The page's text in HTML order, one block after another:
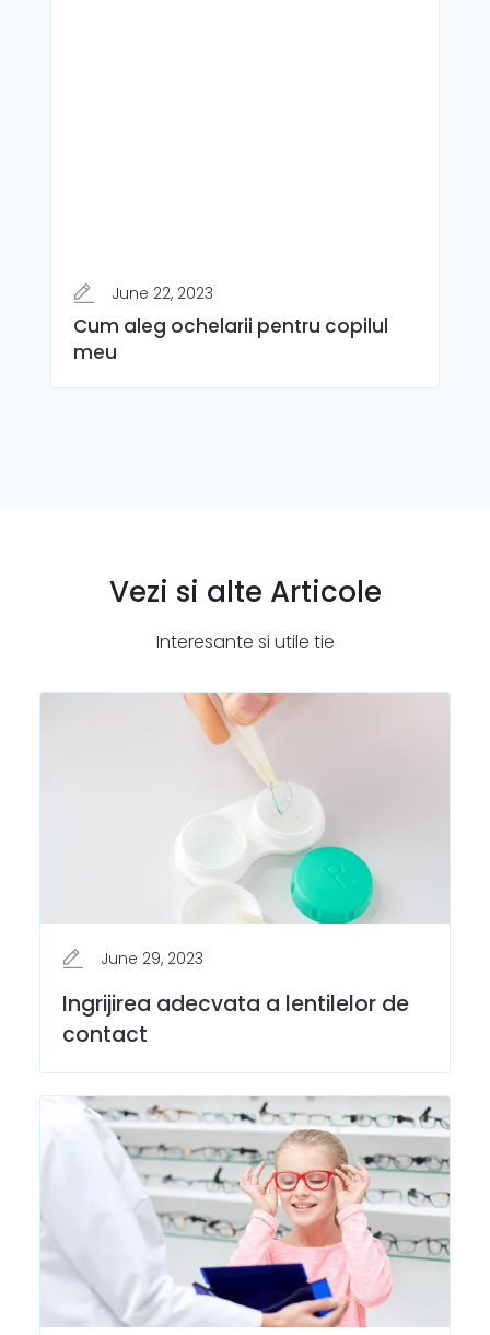
June 22, 2023
Cum aleg ochelarii pentru copilul
meu
Vezi si alte Articole
Interesante si utile tie
June 29, 2023
Ingrijirea adecvata a lentilelor de
contact